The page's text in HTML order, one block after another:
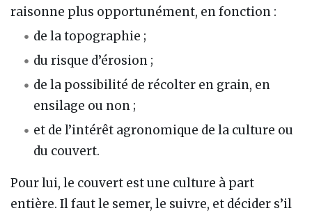
raisonne plus opportunément, en fonction :
de la topographie ;
du risque d’érosion ;
de la possibilité de récolter en grain, en
ensilage ou non ;
et de l’intérêt agronomique de la culture ou
du couvert.
Pour lui, le couvert est une culture à part
entière. Il faut le semer, le suivre, et décider s’il